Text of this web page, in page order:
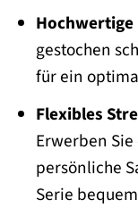
gestochen
für ein
Flexibles
Erwerben
persönliche
Serie